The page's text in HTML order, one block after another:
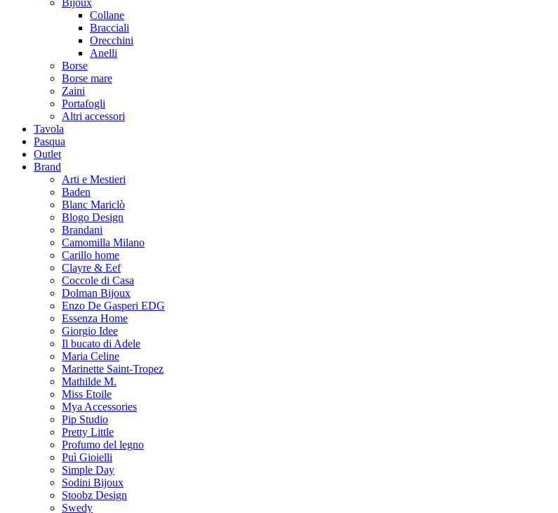
Collane
Bracciali
Orecchini
Anelli
Borse
Borse mare
Zaini
Portafogli
Altri accessori
Tavola
Pasqua
Outlet
Brand
Arti e Mestieri
Baden
Blanc Mariclò
Blogo Design
Brandani
Camomilla Milano
Carillo home
Clayre & Eef
Coccole di Casa
Dolman Bijoux
Enzo De Gasperi EDG
Essenza Home
Giorgio Idee
Il bucato di Adele
Maria Celine
Marinette Saint-Tropez
Mathilde M.
Miss Etoile
Mya Accessories
Pip Studio
Pretty Little
Profumo del legno
Puì Gioielli
Simple Day
Sodini Bijoux
Stoobz Design
Swedy